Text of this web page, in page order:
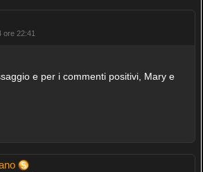
ore 22:41
e per i commenti positivi, Mary e